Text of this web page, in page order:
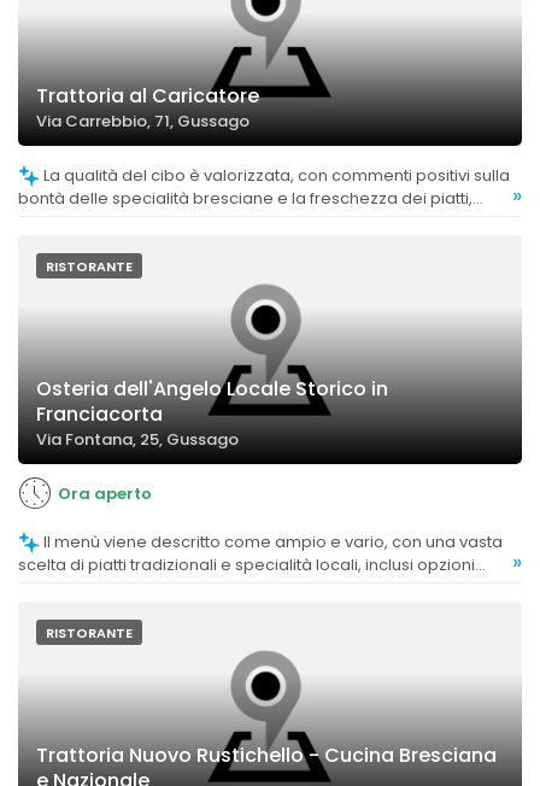
Trattoria al Caricatore
Via Carrebbio, 71, Gussago
bontà delle specialità bresciane e la freschezza dei piatti,
»
RISTORANTE
Osteria dell'Angelo Locale Storico in
Franciacorta
Via Fontana, 25, Gussago
Ora aperto
scelta di piatti tradizionali e specialità locali, inclusi opzioni
»
RISTORANTE
Trattoria Nuovo Rustichello - Cucina Bresciana